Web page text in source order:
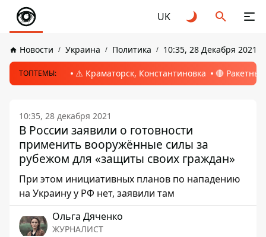
UK
Новости Украина Политика 10:35, 28 Декабря 2021
ТОПТЕМЫ: ⚠️ Краматорск, Константиновка 🔴
10:35, 28 декабря 2021
В России заявили о готовности
применить вооружённые силы за
рубежом для «защиты своих граждан»
При этом инициативных планов по нападению
на Украину у РФ нет, заявили там
Ольга Дяченко
ЖУРНАЛИСТ